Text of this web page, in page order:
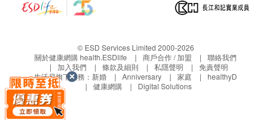
電話： 2789-2732
其他 :
此產品由 Power Living 提供。
宣傳圖片及價值僅供參考，一切以實物為準。
© ESD Services Limited 2000-2026
關於健康網購 health.ESDlife
商戶合作 / 加盟
聯絡我們
加入我們
條款及細則 私隱聲明
免責聲明
生活易旗下業務： 新婚 Anniversary 家庭
healthyD
健康網購
Digital Solutions